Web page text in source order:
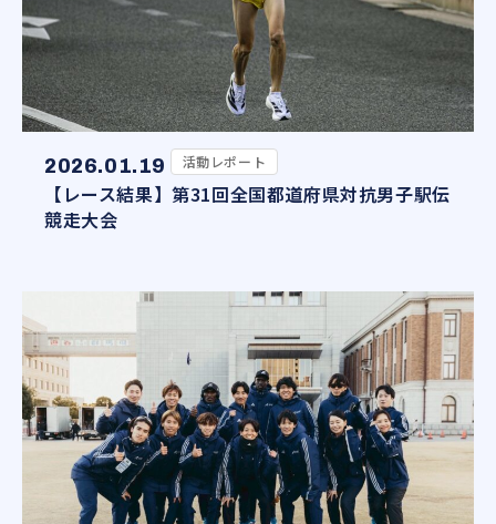
2026.01.19 活動レポート
【レース結果】第31回全国都道府県対抗男子駅伝
競走大会